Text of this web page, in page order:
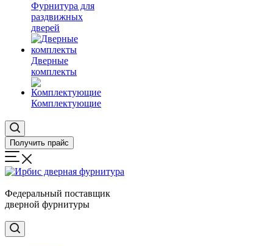
Фурнитура для
раздвижных
дверей
Дверные
комплекты
Комплектующие
Получить прайс
Федеральный поставщик
дверной фурнитуры